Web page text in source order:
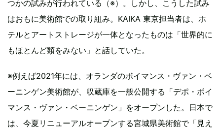
つかの試みが行われている（※）。しかし、こうした試み
はおもに美術館での取り組み。KAIKA 東京担当者は、ホ
テルとアートストレージが一体となったものは「世界的に
もほとんど類をみない」と話していた。
※例えば2021年には、オランダのボイマンス・ヴァン・ベ
ーニンゲン美術館が、収蔵庫を一般公開する「デポ・ボイ
マンス・ヴァン・ベーニンゲン」をオープンした。日本で
は、今夏リニューアルオープンする宮城県美術館で「見え